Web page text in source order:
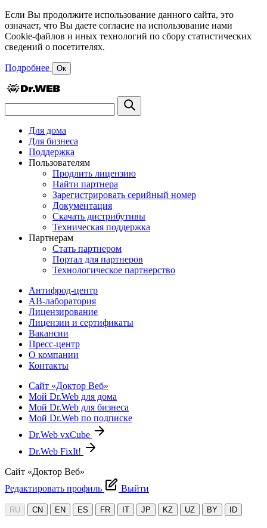
Если Вы продолжите использование данного сайта, это
означает, что Вы даете согласие на использование нами
Cookie-файлов и иных технологий по сбору статистических
сведений о посетителях.
Подробнее Ок
Для дома
Для бизнеса
Поддержка
Пользователям
Продлить лицензию
Найти партнера
Зарегистрировать серийный номер
Документация
Скачать дистрибутивы
Техническая поддержка
Партнерам
Стать партнером
Портал для партнеров
Технологическое партнерство
Антифрод-центр
АВ-лаборатория
Лицензирование
Лицензии и сертификаты
Вакансии
Пресс-центр
О компании
Контакты
Сайт «Доктор Веб»
Мой Dr.Web для дома
Мой Dr.Web для бизнеса
Мой Dr.Web по подписке
Dr.Web vxCube
Dr.Web FixIt!
Сайт «Доктор Веб»
Редактировать профиль
Выйти
RU CN EN ES FR IT JP KZ UZ BY ID